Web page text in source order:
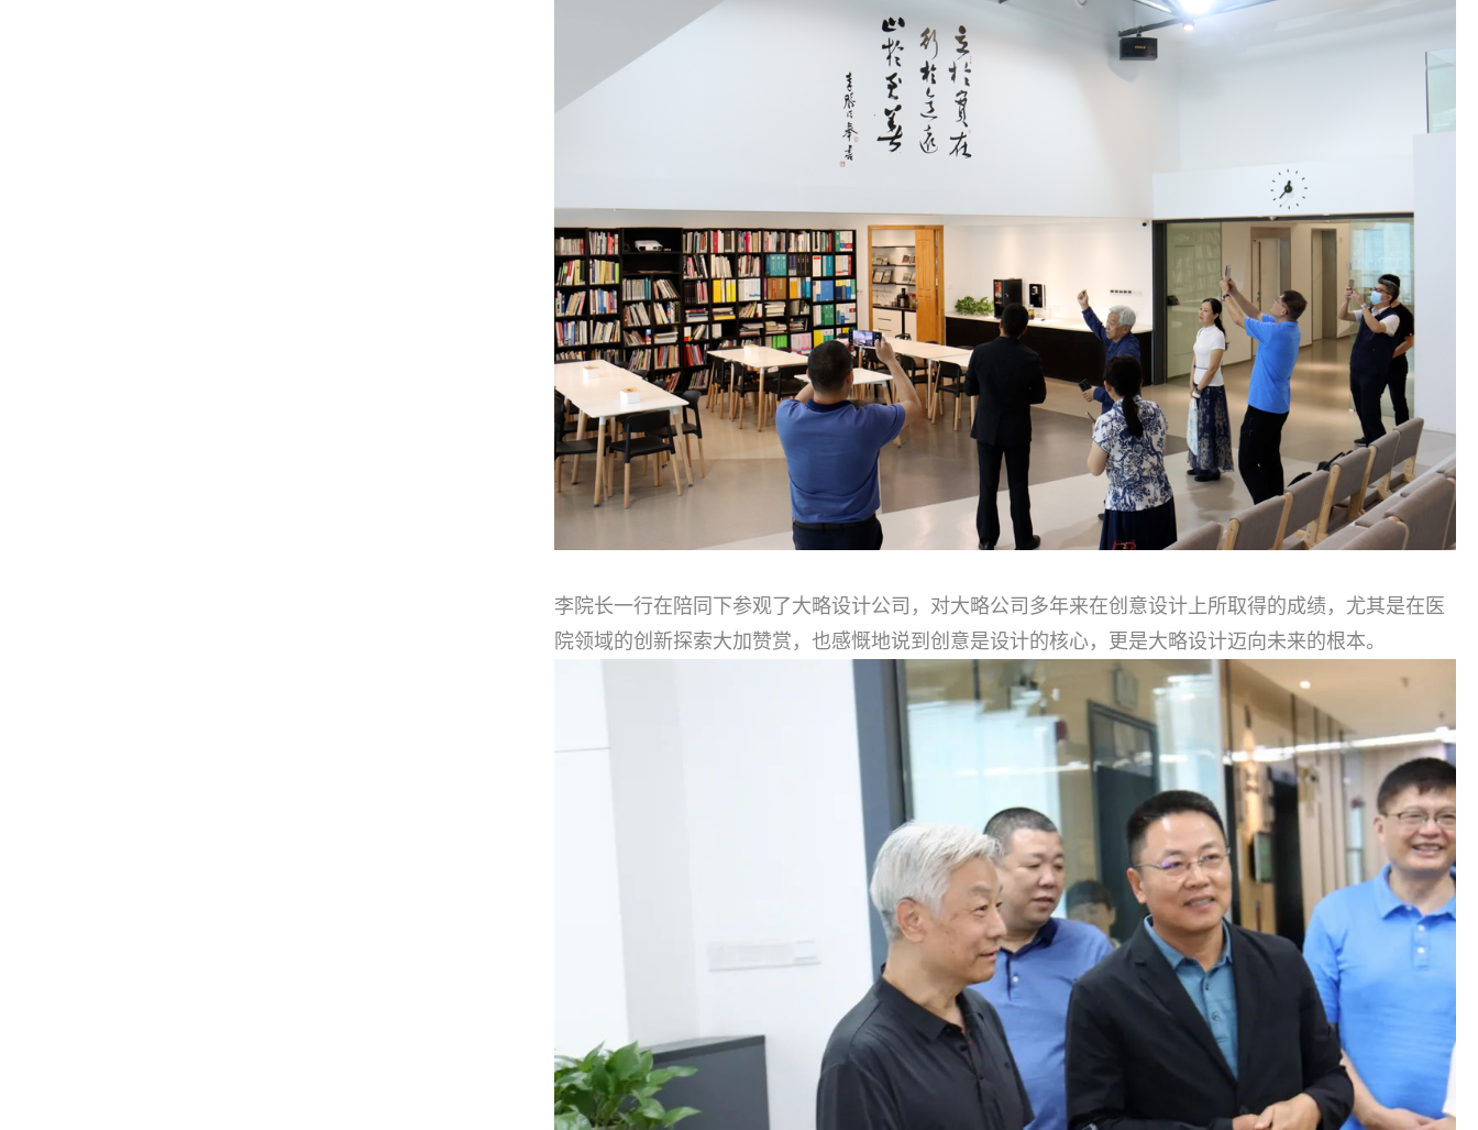
李院长一行在陪同下参观了大略设计公司，对大略公司多年来在创意设计上所取得的成绩，尤其是在医
院领域的创新探索大加赞赏，也感慨地说到创意是设计的核心，更是大略设计迈向未来的根本。